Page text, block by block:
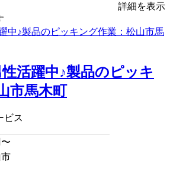
詳細を表示
活躍中♪製品のピッキ
市馬木町
ビス